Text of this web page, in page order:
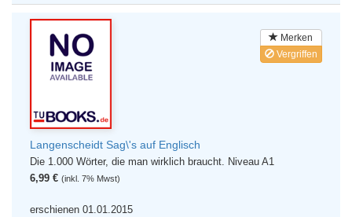
Merken
Vergriffen
Langenscheidt Sag\'s auf Englisch
Die 1.000 Wörter, die man wirklich braucht. Niveau A1
6,99 € (inkl. 7% Mwst)
erschienen 01.01.2015